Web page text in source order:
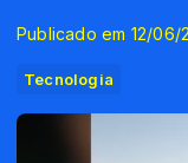
Publicado em 12/06/
Tecnologia